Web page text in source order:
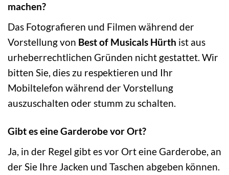
machen?
Das Fotografieren und Filmen während der
Vorstellung von Best of Musicals Hürth ist aus
urheberrechtlichen Gründen nicht gestattet. Wir
bitten Sie, dies zu respektieren und Ihr
Mobiltelefon während der Vorstellung
auszuschalten oder stumm zu schalten.
Gibt es eine Garderobe vor Ort?
Ja, in der Regel gibt es vor Ort eine Garderobe, an
der Sie Ihre Jacken und Taschen abgeben können.